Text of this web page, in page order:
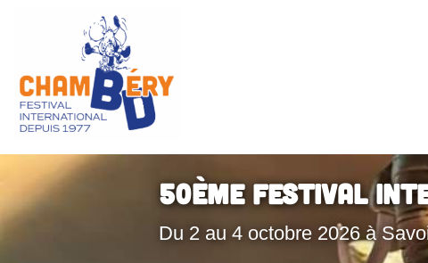
au
contenu
50ème Festival
Du 2 au 4 octobre 2026 à